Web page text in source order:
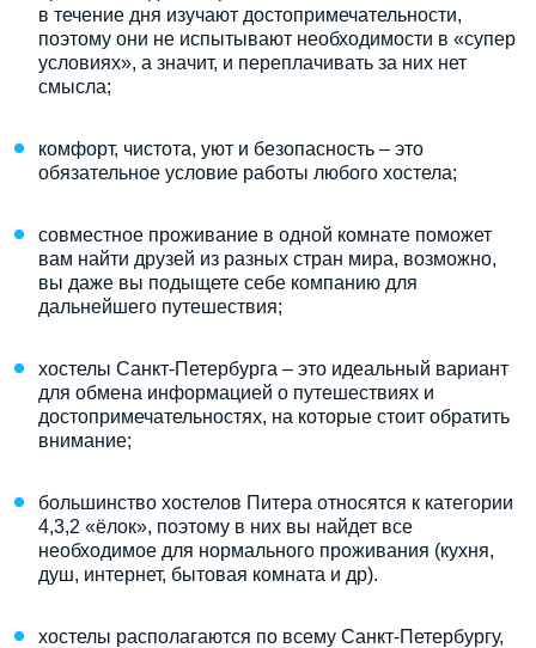
в течение дня изучают достопримечательности,
поэтому они не испытывают необходимости в «супер
условиях», а значит, и переплачивать за них нет
смысла;
комфорт, чистота, уют и безопасность – это
обязательное условие работы любого хостела;
совместное проживание в одной комнате поможет
вам найти друзей из разных стран мира, возможно,
вы даже вы подыщете себе компанию для
дальнейшего путешествия;
хостелы Санкт-Петербурга – это идеальный вариант
для обмена информацией о путешествиях и
достопримечательностях, на которые стоит обратить
внимание;
большинство хостелов Питера относятся к категории
4,3,2 «ёлок», поэтому в них вы найдет все
необходимое для нормального проживания (кухня,
душ, интернет, бытовая комната и др).
хостелы располагаются по всему Санкт-Петербургу,